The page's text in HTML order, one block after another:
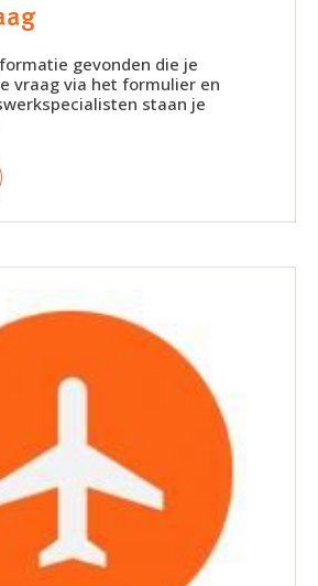
gevonden die je
vraag via het formulier en
staan je